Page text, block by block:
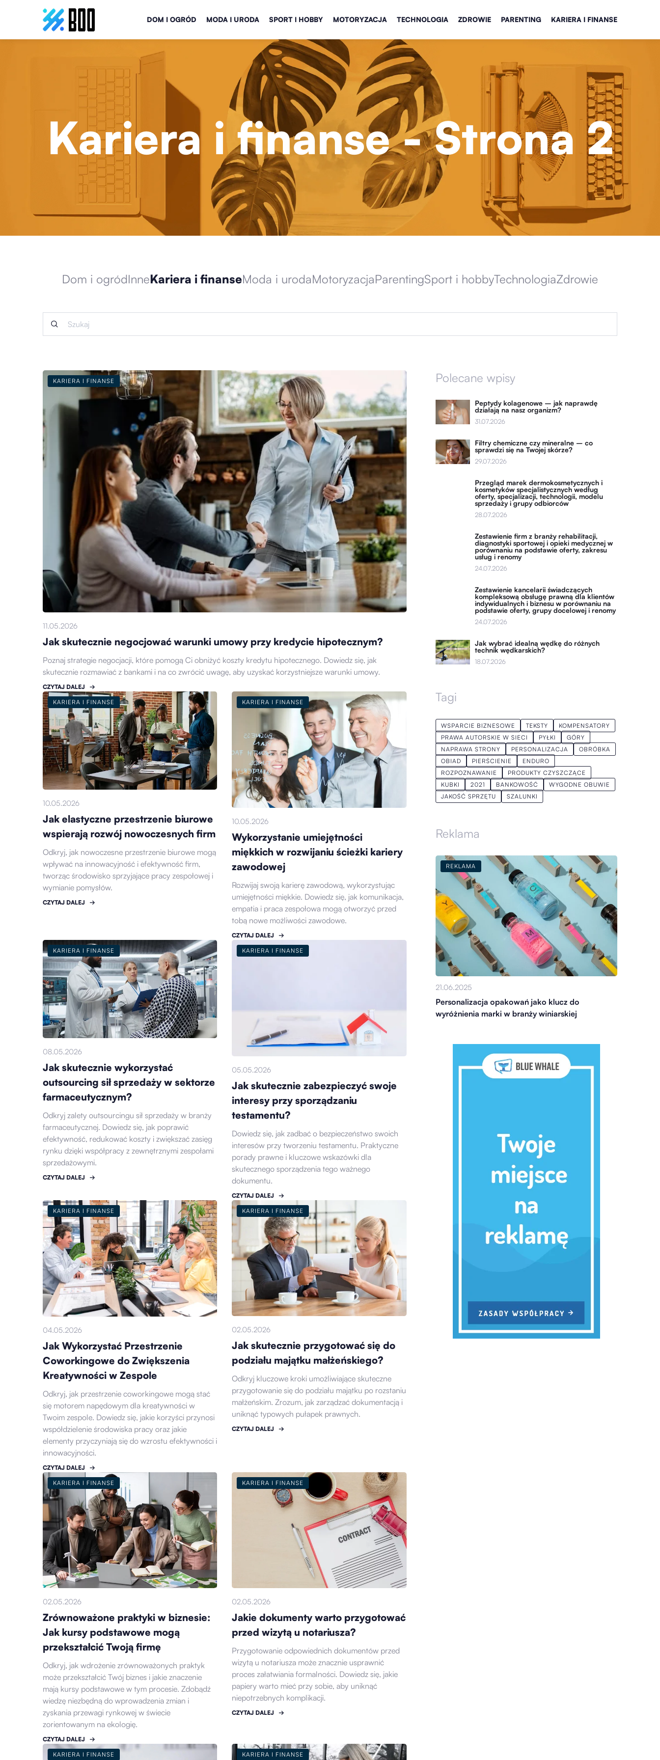
DOM I OGRÓD MODA I URODA SPORT I HOBBY MOTORYZACJA TECHNOLOGIA ZDROWIE PARENTING KARIERA I FINANSE
Kariera i finanse- Strona 2
Dom i ogródInneKariera i finanseModa i urodaMotoryzacjaParentingSport i hobbyTechnologiaZdrowie
KARIERA I FINANSE
11.05.2026
Jak skutecznie negocjować warunki umowy przy kredycie hipotecznym?
Poznaj strategie negocjacji, które pomogą Ci obniżyć koszty kredytu hipotecznego. Dowiedz się, jak
skutecznie rozmawiać z bankami i na co zwrócić uwagę, aby uzyskać korzystniejsze warunki umowy.
CZYTAJ DALEJ
KARIERA I FINANSE
10.05.2026
Jak elastyczne przestrzenie biurowe
wspierają rozwój nowoczesnych firm
Odkryj, jak nowoczesne przestrzenie biurowe mogą
wpływać na innowacyjność i efektywność firm,
tworząc środowisko sprzyjające pracy zespołowej i
wymianie pomysłów.
CZYTAJ DALEJ
KARIERA I FINANSE
10.05.2026
Wykorzystanie umiejętności
miękkich w rozwijaniu ścieżki kariery
zawodowej
Rozwijaj swoją karierę zawodową, wykorzystując
umiejętności miękkie. Dowiedz się, jak komunikacja,
empatia i praca zespołowa mogą otworzyć przed
tobą nowe możliwości zawodowe.
CZYTAJ DALEJ
KARIERA I FINANSE
08.05.2026
Jak skutecznie wykorzystać
outsourcing sił sprzedaży w sektorze
farmaceutycznym?
Odkryj zalety outsourcingu sił sprzedaży w branży
farmaceutycznej. Dowiedz się, jak poprawić
efektywność, redukować koszty i zwiększać zasięg
rynku dzięki współpracy z zewnętrznymi zespołami
sprzedażowymi.
CZYTAJ DALEJ
KARIERA I FINANSE
05.05.2026
Jak skutecznie zabezpieczyć swoje
interesy przy sporządzaniu
testamentu?
Dowiedz się, jak zadbać o bezpieczeństwo swoich
interesów przy tworzeniu testamentu. Praktyczne
porady prawne i kluczowe wskazówki dla
skutecznego sporządzenia tego ważnego
dokumentu.
CZYTAJ DALEJ
KARIERA I FINANSE
04.05.2026
Jak Wykorzystać Przestrzenie
Coworkingowe do Zwiększenia
Kreatywności w Zespole
Odkryj, jak przestrzenie coworkingowe mogą stać
się motorem napędowym dla kreatywności w
Twoim zespole. Dowiedz się, jakie korzyści przynosi
współdzielenie środowiska pracy oraz jakie
elementy przyczyniają się do wzrostu efektywności i
innowacyjności.
CZYTAJ DALEJ
KARIERA I FINANSE
02.05.2026
Jak skutecznie przygotować się do
podziału majątku małżeńskiego?
Odkryj kluczowe kroki umożliwiające skuteczne
przygotowanie się do podziału majątku po rozstaniu
małżeńskim. Zrozum, jak zarządzać dokumentacją i
uniknąć typowych pułapek prawnych.
CZYTAJ DALEJ
KARIERA I FINANSE
02.05.2026
Zrównoważone praktyki w biznesie:
Jak kursy podstawowe mogą
przekształcić Twoją firmę
Odkryj, jak wdrożenie zrównoważonych praktyk
może przekształcić Twój biznes i jakie znaczenie
mają kursy podstawowe w tym procesie. Zdobądź
wiedzę niezbędną do wprowadzenia zmian i
zyskania przewagi rynkowej w świecie
zorientowanym na ekologię.
CZYTAJ DALEJ
KARIERA I FINANSE
02.05.2026
Jakie dokumenty warto przygotować
przed wizytą u notariusza?
Przygotowanie odpowiednich dokumentów przed
wizytą u notariusza może znacznie usprawnić
proces załatwiania formalności. Dowiedz się, jakie
papiery warto mieć przy sobie, aby uniknąć
niepotrzebnych komplikacji.
CZYTAJ DALEJ
KARIERA I FINANSE KARIERA I FINANSE
Polecane wpisy
Peptydy kolagenowe – jak naprawdę
działają na nasz organizm?
31.07.2026
Filtry chemiczne czy mineralne – co
sprawdzi się na Twojej skórze?
29.07.2026
Przegląd marek dermokosmetycznych i
kosmetyków specjalistycznych według
oferty, specjalizacji, technologii, modelu
sprzedaży i grupy odbiorców
28.07.2026
Zestawienie firm z branży rehabilitacji,
diagnostyki sportowej i opieki medycznej w
porównaniu na podstawie oferty, zakresu
usług i renomy
24.07.2026
Zestawienie kancelarii świadczących
kompleksową obsługę prawną dla klientów
indywidualnych i biznesu w porównaniu na
podstawie oferty, grupy docelowej i renomy
24.07.2026
Jak wybrać idealną wędkę do różnych
technik wędkarskich?
18.07.2026
Tagi
WSPARCIE BIZNESOWE TEKSTY
KOMPENSATORY
PRAWA AUTORSKIE W SIECI
PYŁKI
GÓRY
NAPRAWA STRONY
PERSONALIZACJA
OBRÓBKA
OBIAD
PIERŚCIENIE
ENDURO
ROZPOZNAWANIE
PRODUKTY CZYSZCZĄCE
KUBKI
2021 BANKOWOŚĆ
WYGODNE OBUWIE
JAKOŚĆ SPRZĘTU
SZALUNKI
Reklama
REKLAMA
21.06.2025
Personalizacja opakowań jako klucz do
wyróżnienia marki w branży winiarskiej